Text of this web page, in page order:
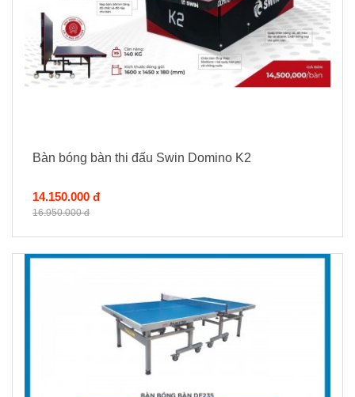
Bàn bóng bàn thi đấu Swin Domino K2
14.150.000 đ
16.950.000 đ